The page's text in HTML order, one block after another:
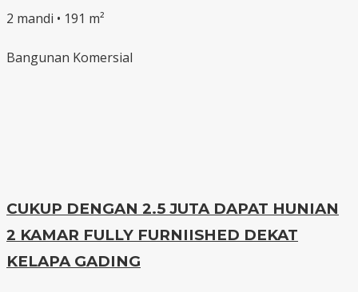
2 mandi • 191 m²
Bangunan Komersial
CUKUP DENGAN 2.5 JUTA DAPAT HUNIAN
2 KAMAR FULLY FURNIISHED DEKAT
KELAPA GADING